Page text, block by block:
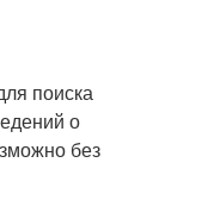
поиска
о
без